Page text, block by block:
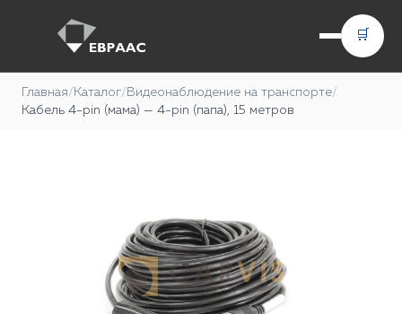
🛒
Главная/ Каталог/ Видеонаблюдение на транспорте/
Кабель 4-pin (мама) — 4-pin (папа), 15 метров